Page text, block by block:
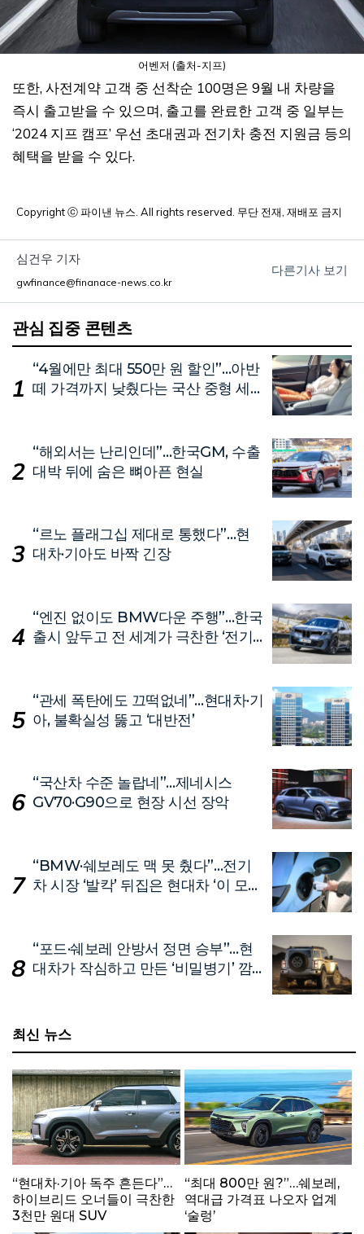
어벤저 (출처-지프)
또한, 사전계약 고객 중 선착순 100명은 9월 내 차량을
즉시 출고받을 수 있으며, 출고를 완료한 고객 중 일부는
‘2024 지프 캠프’ 우선 초대권과 전기차 충전 지원금 등의
혜택을 받을 수 있다.
Copyright ⓒ 파이낸 뉴스. All rights reserved. 무단 전재, 재배포 금지
심건우 기자
gwfinance@finanace-news.co.kr
다른기사 보기
관심 집중 콘텐츠
“4월에만 최대 550만 원 할인”…아반
떼 가격까지 낮췄다는 국산 중형 세
“해외서는 난리인데”…한국GM, 수출
대박 뒤에 숨은 뼈아픈 현실
“르노 플래그십 제대로 통했다”…현
대차·기아도 바짝 긴장
“엔진 없이도 BMW다운 주행”…한국
출시 앞두고 전 세계가 극찬한 ‘전기
“관세 폭탄에도 끄떡없네”…현대차·기
아, 불확실성 뚫고 ‘대반전’
“국산차 수준 놀랍네”…제네시스
GV70·G90으로 현장 시선 장악
“BMW·쉐보레도 맥 못 췄다”…전기
차 시장 ‘발칵’ 뒤집은 현대차 ‘이 모
“포드·쉐보레 안방서 정면 승부”…현
대차가 작심하고 만든 ‘비밀병기’ 깜
최신 뉴스
“현대차·기아 독주 흔든다”…
하이브리드 오너들이 극찬한
3천만 원대 SUV
“최대 800만 원?”…쉐보레,
역대급 가격표 나오자 업계
‘술렁’